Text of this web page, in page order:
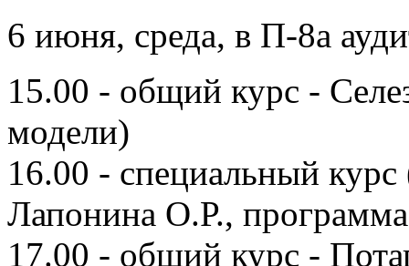
6 июня, среда, в П-8а
15.00 - общий курс -
модели)
16.00 - специальный
Лапонина О.Р.,
17.00 - общий курс -